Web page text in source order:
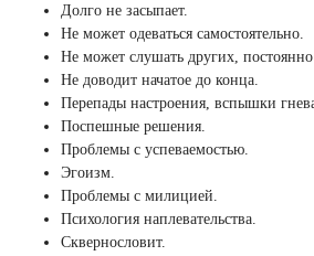
Долго не засыпает.
Не может одеваться самостоятельно.
Не может слушать других, постоянно
Не доводит начатое до конца.
Перепады настроения, вспышки
Поспешные решения.
Проблемы с успеваемостью.
Эгоизм.
Проблемы с милицией.
Психология наплевательства.
Сквернословит.